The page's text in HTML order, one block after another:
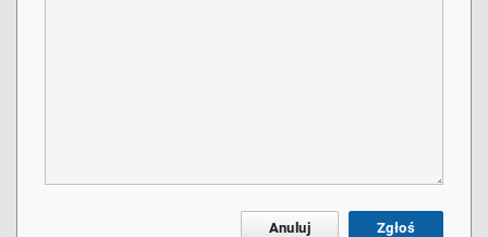
Anuluj Zgłoś